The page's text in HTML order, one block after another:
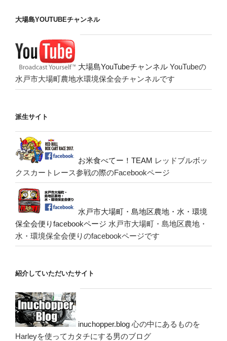
大場島YOUTUBEチャンネル
大場島YouTubeチャンネル YouTubeの
水戸市大場町農地水環境保全会チャンネルです
派生サイト
お米食べてー！TEAM レッドブルボッ
クスカートレース参戦の際のFacebookページ
水戸市大場町・島地区農地・水・環境
保全会便りfacebookページ 水戸市大場町・島地区農地・
水・環境保全会便りのfacebookページです
紹介していただいたサイト
inuchopper.blog 心の中にあるものを
Harleyを使ってカタチにする男のブログ